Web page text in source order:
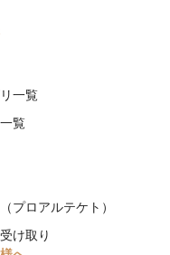
一覧
覧
プロアルテケト）
け取り